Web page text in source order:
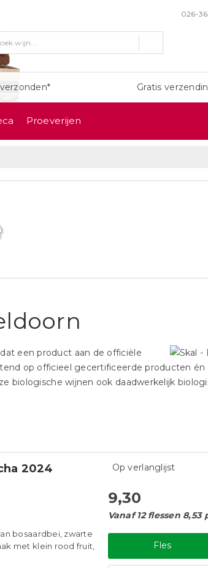
026-
Gratis
Proeverijen
een product aan de officiële
op officieel gecertificeerde producten
biologische wijnen ook daadwerkelijk
2024
bosaardbei, zwarte
met klein rood fruit,
Op verlanglijst
9,30
Vanaf 12 flessen 8,53
Fles